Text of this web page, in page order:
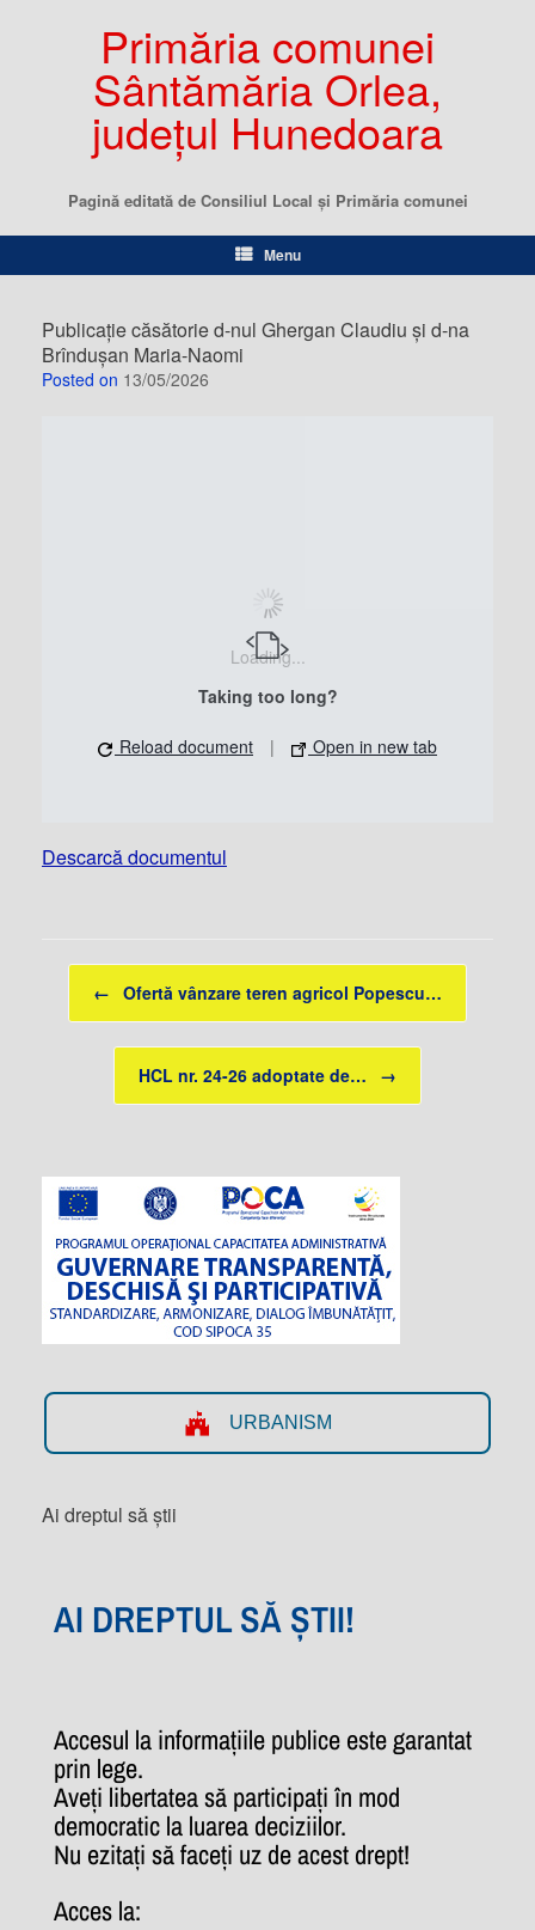
Primăria comunei
Sântămăria Orlea,
județul Hunedoara
Pagină editată de Consiliul Local şi Primăria comunei
Menu
Publicație căsătorie d-nul Ghergan Claudiu și d-na
Brîndușan Maria-Naomi
Posted on 13/05/2026
Loading...
Taking too long?
Reload document | Open in new tab
Descarcă documentul
← Ofertă vânzare teren agricol Popescu…
HCL nr. 24-26 adoptate de… →
URBANISM
Ai dreptul să știi
AI DREPTUL SĂ ȘTII!
Accesul la informațiile publice este garantat
prin lege.
Aveți libertatea să participați în mod
democratic la luarea deciziilor.
Nu ezitați să faceți uz de acest drept!
Acces la: